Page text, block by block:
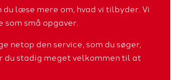
du læse mere om, hvad vi tilbyder. Vi
små opgaver.
netop den service, som du søger,
du stadig meget velkommen til at